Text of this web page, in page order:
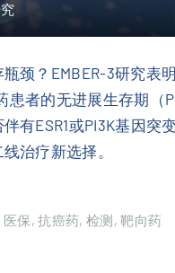
颈？EMBER-3研究表
患者的无进展生存期（
有ESR1或PI3K基因
治疗新选择。
医保 抗癌药 检测 靶向药